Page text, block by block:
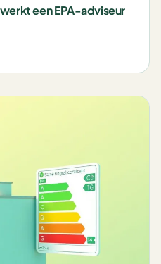
een EPA-adviseur